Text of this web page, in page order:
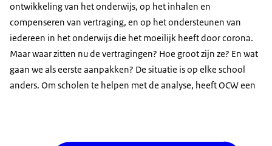
ontwikkeling van het onderwijs, op het inhalen en
compenseren van vertraging, en op het ondersteunen van
iedereen in het onderwijs die het moeilijk heeft door corona.
Maar waar zitten nu de vertragingen? Hoe groot zijn ze? En wat
gaan we als eerste aanpakken? De situatie is op elke school
anders. Om scholen te helpen met de analyse, heeft OCW een